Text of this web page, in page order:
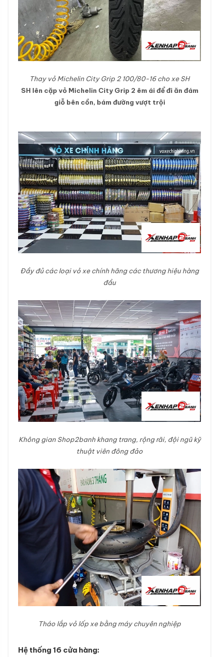
Thay vỏ Michelin City Grip 2 100/80-16 cho xe SH
SH lên cặp vỏ Michelin City Grip 2 êm ái để đi ăn đám
giỗ bên cồn, bám đường vượt trội
Đầy đủ các loại vỏ xe chính hãng các thương hiệu hàng
đầu
Không gian Shop2banh khang trang, rộng rãi, đội ngũ kỹ
thuật viên đông đảo
Tháo lắp vỏ lốp xe bằng máy chuyên nghiệp
Hệ thống 16 cửa hàng: